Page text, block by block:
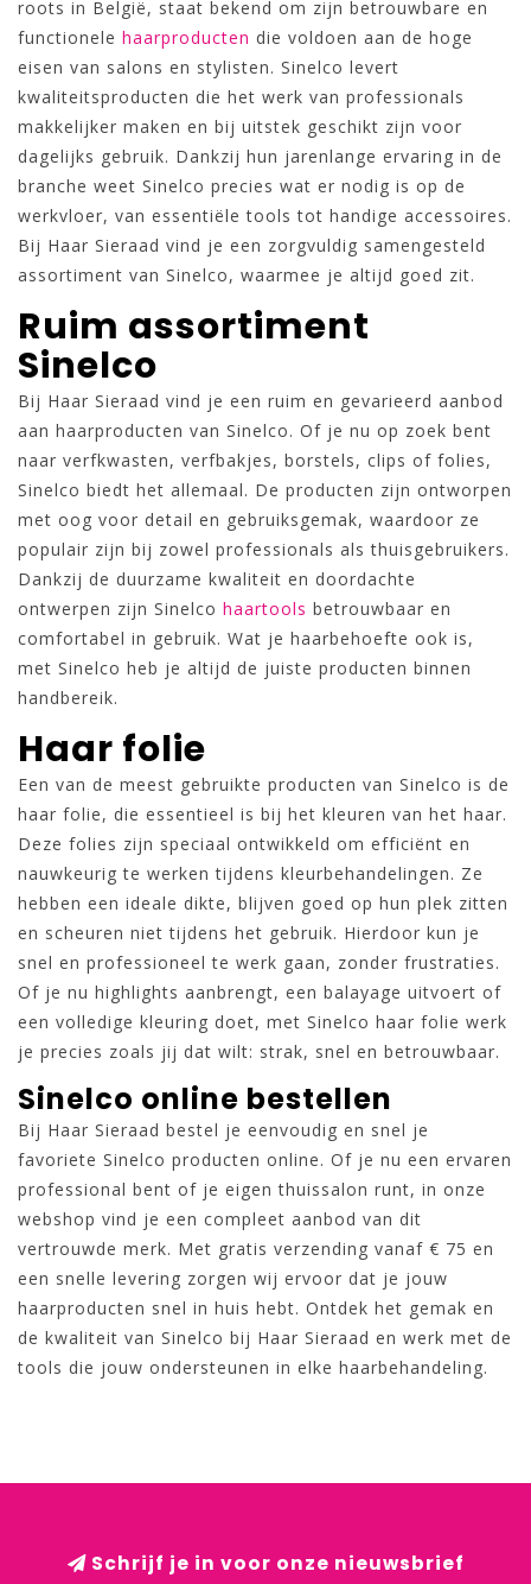
roots in België, staat bekend om zijn betrouwbare en
functionele haarproducten die voldoen aan de hoge
eisen van salons en stylisten. Sinelco levert
kwaliteitsproducten die het werk van professionals
makkelijker maken en bij uitstek geschikt zijn voor
dagelijks gebruik. Dankzij hun jarenlange ervaring in de
branche weet Sinelco precies wat er nodig is op de
werkvloer, van essentiële tools tot handige accessoires.
Bij Haar Sieraad vind je een zorgvuldig samengesteld
assortiment van Sinelco, waarmee je altijd goed zit.
Ruim assortiment
Sinelco
Bij Haar Sieraad vind je een ruim en gevarieerd aanbod
aan haarproducten van Sinelco. Of je nu op zoek bent
naar verfkwasten, verfbakjes, borstels, clips of folies,
Sinelco biedt het allemaal. De producten zijn ontworpen
met oog voor detail en gebruiksgemak, waardoor ze
populair zijn bij zowel professionals als thuisgebruikers.
Dankzij de duurzame kwaliteit en doordachte
ontwerpen zijn Sinelco haartools betrouwbaar en
comfortabel in gebruik. Wat je haarbehoefte ook is,
met Sinelco heb je altijd de juiste producten binnen
handbereik.
Haar folie
Een van de meest gebruikte producten van Sinelco is de
haar folie, die essentieel is bij het kleuren van het haar.
Deze folies zijn speciaal ontwikkeld om efficiënt en
nauwkeurig te werken tijdens kleurbehandelingen. Ze
hebben een ideale dikte, blijven goed op hun plek zitten
en scheuren niet tijdens het gebruik. Hierdoor kun je
snel en professioneel te werk gaan, zonder frustraties.
Of je nu highlights aanbrengt, een balayage uitvoert of
een volledige kleuring doet, met Sinelco haar folie werk
je precies zoals jij dat wilt: strak, snel en betrouwbaar.
Sinelco online bestellen
Bij Haar Sieraad bestel je eenvoudig en snel je
favoriete Sinelco producten online. Of je nu een ervaren
professional bent of je eigen thuissalon runt, in onze
webshop vind je een compleet aanbod van dit
vertrouwde merk. Met gratis verzending vanaf € 75 en
een snelle levering zorgen wij ervoor dat je jouw
haarproducten snel in huis hebt. Ontdek het gemak en
de kwaliteit van Sinelco bij Haar Sieraad en werk met de
tools die jouw ondersteunen in elke haarbehandeling.
Schrijf je in voor onze nieuwsbrief